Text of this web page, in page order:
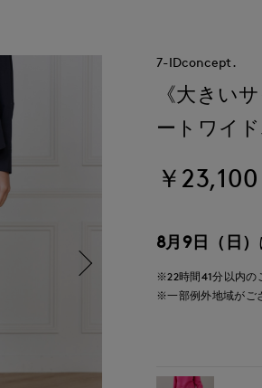
7-IDconcept.
《大きい
ートワイ
￥23,100
8月9日（日）
※22時間41分以内の
※一部例外地域がご